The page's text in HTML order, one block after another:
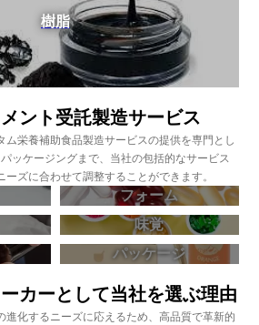
樹脂
ント受託製造サービス
ム栄養補助食品製造サービスの提供を専門とし
ッケージングまで、当社の包括的なサービス
ズに合わせて調整することができます。
フォーム
味覚
パッケージ
カーとして当社を選ぶ理由
進化するニーズに応えるため、高品質で革新的